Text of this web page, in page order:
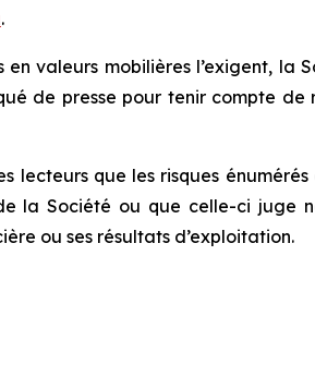
.
en valeurs mobilières l’exigent,
de presse pour tenir compte de
lecteurs que les risques
la Société ou que celle-ci
ou ses résultats d’exploitation.